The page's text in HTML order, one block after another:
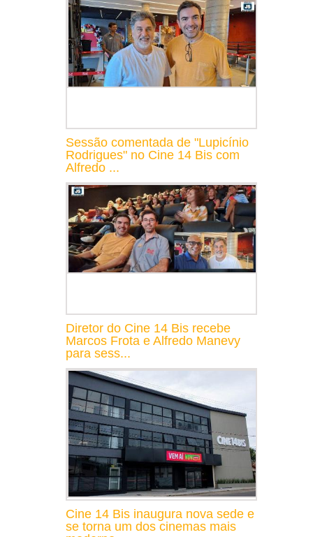
Sessão comentada de "Lupicínio
Rodrigues" no Cine 14 Bis com
Alfredo ...
Diretor do Cine 14 Bis recebe
Marcos Frota e Alfredo Manevy
para sess...
Cine 14 Bis inaugura nova sede e
se torna um dos cinemas mais